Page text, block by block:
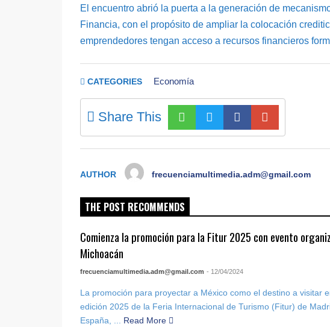
El encuentro abrió la puerta a la generación de
Financia, con el propósito de ampliar la colocación
emprendedores tengan acceso a recursos financieros
CATEGORIES Economía
Share This
AUTHOR frecuenciamultimedia.adm@gmail.com
THE POST RECOMMENDS
Comienza la promoción para la Fitur 2025 con evento
Michoacán
frecuenciamultimedia.adm@gmail.com - 12/04/2024
La promoción para proyectar a México como el destino a visitar
edición 2025 de la Feria Internacional de Turismo (Fitur) de
España, ...
Read More